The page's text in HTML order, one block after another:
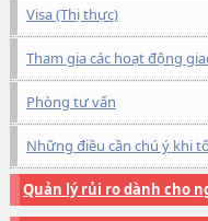
Visa (Thị thực)
Tham gia các hoạt động
Phòng tư vấn
Những điều cần chú ý khi
Quản lý rủi ro dành cho